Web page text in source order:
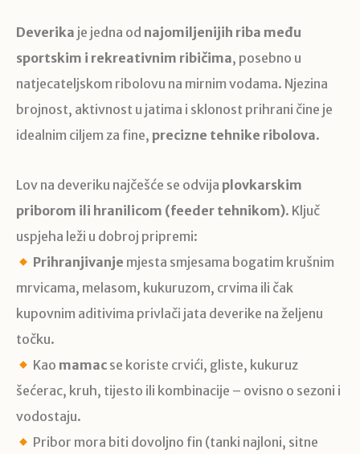
Deverika je jedna od najomiljenijih riba među
sportskim i rekreativnim ribičima, posebno u
natjecateljskom ribolovu na mirnim vodama. Njezina
brojnost, aktivnost u jatima i sklonost prihrani čine je
idealnim ciljem za fine, precizne tehnike ribolova.
Lov na deveriku najčešće se odvija plovkarskim
priborom ili hranilicom (feeder tehnikom). Ključ
uspjeha leži u dobroj pripremi:
Prihranjivanje mjesta smjesama bogatim krušnim
mrvicama, melasom, kukuruzom, crvima ili čak
kupovnim aditivima privlači jata deverike na željenu
točku.
Kao mamac se koriste crvići, gliste, kukuruz
šećerac, kruh, tijesto ili kombinacije – ovisno o sezoni i
vodostaju.
Pribor mora biti dovoljno fin (tanki najloni, sitne